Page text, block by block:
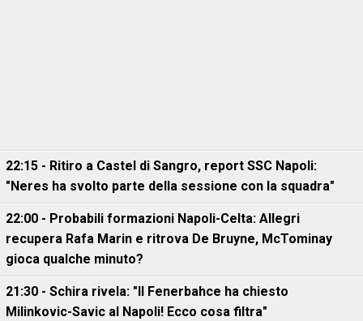
22:15 - Ritiro a Castel di Sangro, report SSC Napoli:
"Neres ha svolto parte della sessione con la squadra"
22:00 - Probabili formazioni Napoli-Celta: Allegri
recupera Rafa Marin e ritrova De Bruyne, McTominay
gioca qualche minuto?
21:30 - Schira rivela: "Il Fenerbahce ha chiesto
Milinkovic-Savic al Napoli! Ecco cosa filtra"